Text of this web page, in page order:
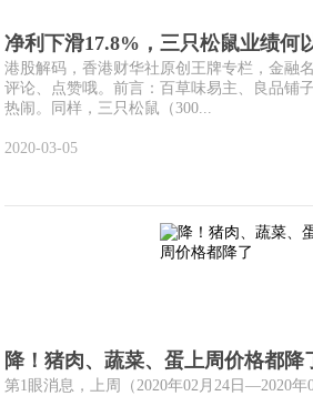
净利下滑17.8%，三只松鼠业绩何
港股解码，香港财华社原创王牌专栏，金融
评论、点赞哦。前言：百草味易主、良品铺
热闹。同样，三只松鼠（300...
2020-03-05
降！猪肉、蔬菜、蛋上周价格都降
第1眼消息，上周（2020年02月24日—2020年